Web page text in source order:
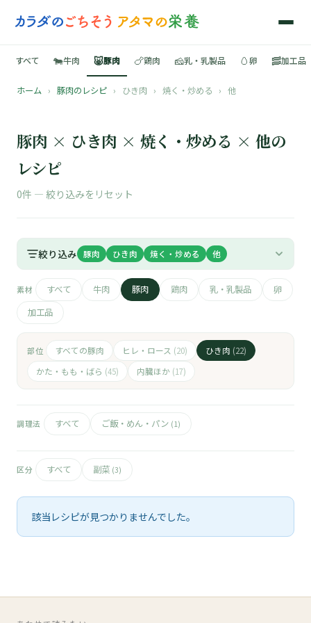
📚
🐷
🧀
🥚
すべて 🐄牛肉 🐷豚肉 🍗鶏肉 🧀乳・乳製品 🥚卵 🥓加工品
ホーム › 豚肉のレシピ › ひき肉 › 焼く・炒める › 他
豚肉 × ひき肉 × 焼く・炒める × 他の
レシピ
0件 — 絞り込みをリセット
絞り込み 豚肉 ひき肉 焼く・炒める 他
素材 すべて 牛肉 豚肉 鶏肉 乳・乳製品
卵
加工品
部位 すべての豚肉 ヒレ・ロース (20) ひき肉 (22)
かた・もも・ばら (45) 内臓ほか (17)
調理法 すべて ご飯・めん・パン (1)
区分 すべて 副菜 (3)
該当レシピが見つかりませんでした。